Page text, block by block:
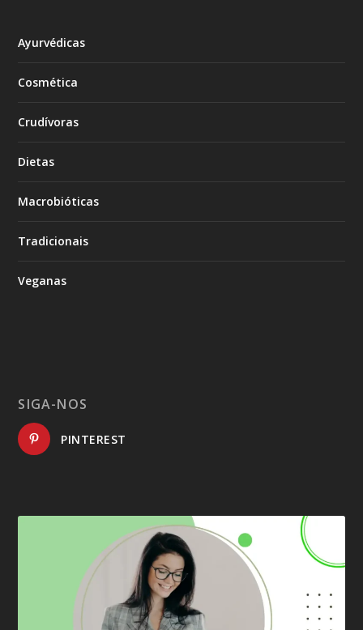
Ayurvédicas
Cosmética
Crudívoras
Dietas
Macrobióticas
Tradicionais
Veganas
SIGA-NOS
PINTEREST